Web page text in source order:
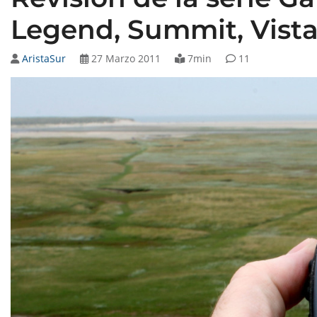
Legend, Summit,
AristaSur 27 Marzo 2011 7min 11